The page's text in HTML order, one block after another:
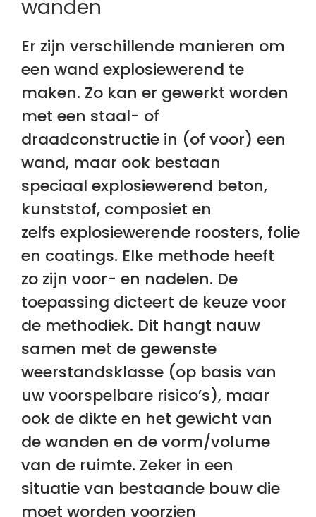
wanden
Er zijn verschillende manieren om
een wand explosiewerend te
maken. Zo kan er gewerkt worden
met een staal- of
draadconstructie in (of voor) een
wand, maar ook bestaan
speciaal explosiewerend beton,
kunststof, composiet en
zelfs explosiewerende roosters, folie
en coatings. Elke methode heeft
zo zijn voor- en nadelen. De
toepassing dicteert de keuze voor
de methodiek. Dit hangt nauw
samen met de gewenste
weerstandsklasse (op basis van
uw voorspelbare risico’s), maar
ook de dikte en het gewicht van
de wanden en de vorm/volume
van de ruimte. Zeker in een
situatie van bestaande bouw die
moet worden voorzien